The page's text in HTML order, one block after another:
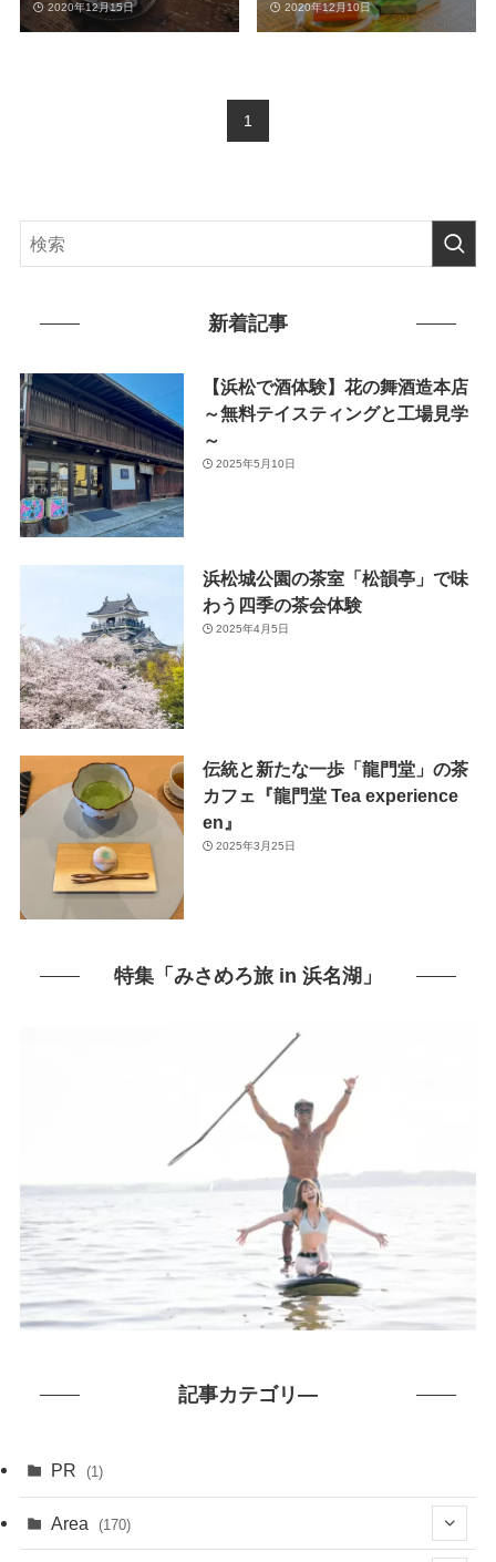
2020年12月15日 2020年12月10日
1
新着記事
【浜松で酒体験】花の舞酒造本店
～無料テイスティングと工場見学
～
2025年5月10日
浜松城公園の茶室「松韻亭」で味
わう四季の茶会体験
2025年4月5日
伝統と新たな一歩「龍門堂」の茶
カフェ『龍門堂 Tea experience
en』
2025年3月25日
特集「みさめろ旅 in 浜名湖」
記事カテゴリ―
PR (1)
Area (170)